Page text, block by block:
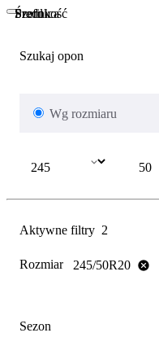
Szukaj opon
Wg rozmiaru
Szerokość
Profil
Średnica
Aktywne filtry 2
Rozmiar 245/50R20
Sezon